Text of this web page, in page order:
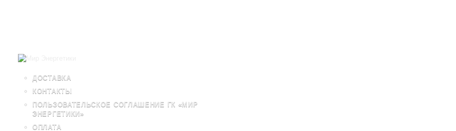
ДОСТАВКА
КОНТАКТЫ
ПОЛЬЗОВАТЕЛЬСКОЕ СОГЛАШЕНИЕ ГК «МИР
ЭНЕРГЕТИКИ»
ОПЛАТА